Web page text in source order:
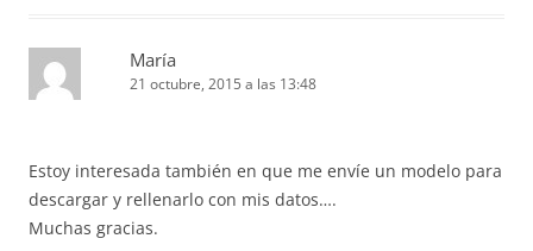
María
21 octubre, 2015 a las 13:48
Estoy interesada también en que me envíe un modelo para
descargar y rellenarlo con mis datos….
Muchas gracias.